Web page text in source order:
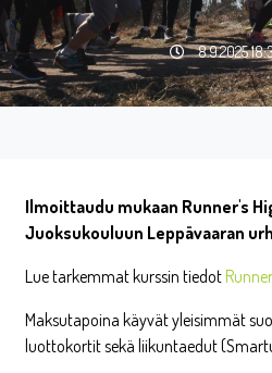
8.9.2025
Ilmoittaudu mukaan Runner's
Juoksukouluun Leppävaaran
Lue tarkemmat kurssin tiedot
Maksutapoina käyvät yleisimmät
luottokortit sekä liikuntaedut